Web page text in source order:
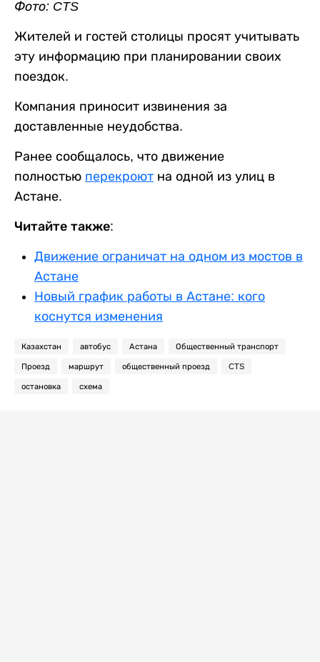
Фото: CTS
Жителей и гостей столицы просят учитывать
эту информацию при планировании своих
поездок.
Компания приносит извинения за
доставленные неудобства.
Ранее сообщалось, что движение
полностью перекроют на одной из улиц в
Астане.
Читайте также:
Движение ограничат на одном из мостов в
Астане
Новый график работы в Астане: кого
коснутся изменения
Казахстан автобус Астана Общественный транспорт
Проезд маршрут общественный проезд CTS
остановка схема